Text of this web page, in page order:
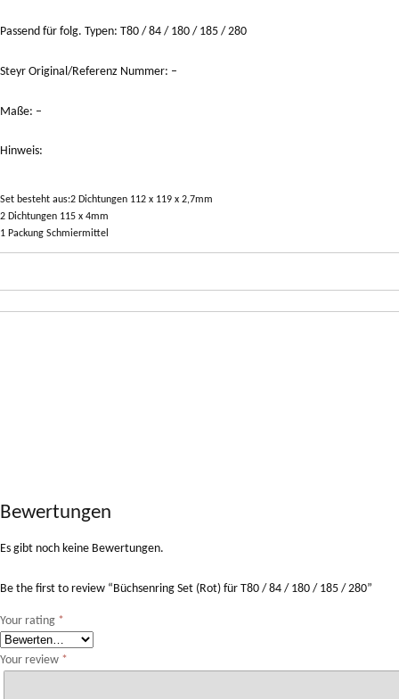
Passend für folg. Typen: T80 / 84 / 180 / 185 / 280
Steyr Original/Referenz Nummer: –
Maße: –
Hinweis:
Set besteht aus:2 Dichtungen 112 x 119 x 2,7mm
2 Dichtungen 115 x 4mm
1 Packung Schmiermittel
Bewertungen
Es gibt noch keine Bewertungen.
Be the first to review “Büchsenring Set (Rot) für T80 / 84 / 180 / 185 / 280”
Your rating *
Your review *